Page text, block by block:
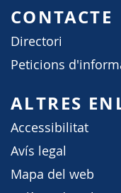
CONTACTE
Directori
Peticions
ALTRES
Accessibilitat
Avís legal
Mapa del web